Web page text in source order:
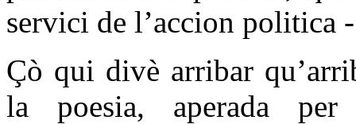
servici de l’accion politica
Çò qui divè arribar
la poesia, aperada